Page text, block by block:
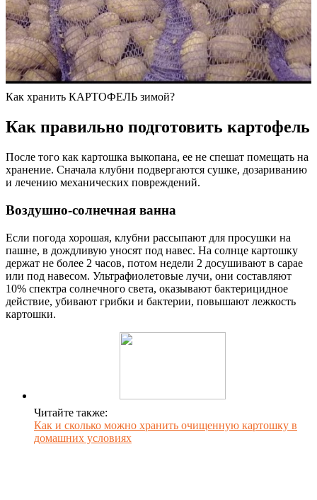
Как хранить КАРТОФЕЛЬ зимой?
Как правильно подготовить картофель
После того как картошка выкопана, ее не спешат помещать на
хранение. Сначала клубни подвергаются сушке, дозариванию
и лечению механических повреждений.
Воздушно-солнечная ванна
Если погода хорошая, клубни рассыпают для просушки на
пашне, в дождливую уносят под навес. На солнце картошку
держат не более 2 часов, потом недели 2 досушивают в сарае
или под навесом. Ультрафиолетовые лучи, они составляют
10% спектра солнечного света, оказывают бактерицидное
действие, убивают грибки и бактерии, повышают лежкость
картошки.
Читайте также:
Как и сколько можно хранить очищенную картошку в
домашних условиях